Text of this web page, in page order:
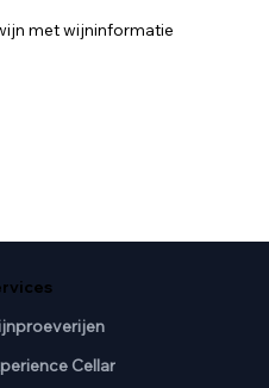
met wijninformatie
Cellar